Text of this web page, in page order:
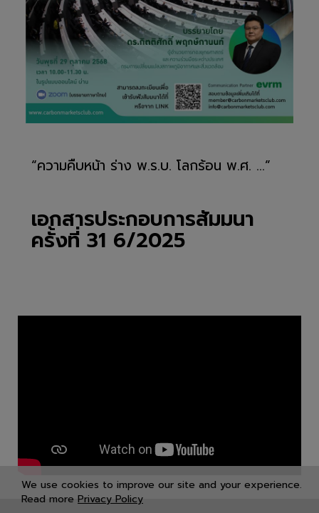
“ความคืบหน้า ร่าง พ.ร.บ. โลกร้อน พ.ศ. ...”
เอกสารประกอบการสัมมนา
ครั้งที่ 31 6/2025
We use cookies to improve our site and your experience.
Read more Privacy Policy